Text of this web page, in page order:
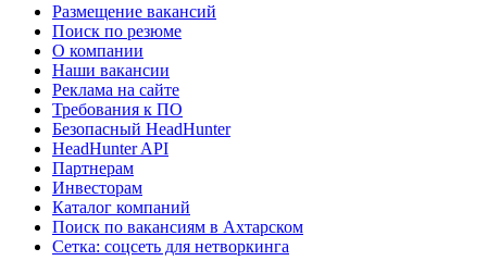
Размещение вакансий
Поиск по резюме
О компании
Наши вакансии
Реклама на сайте
Требования к ПО
Безопасный HeadHunter
HeadHunter API
Партнерам
Инвесторам
Каталог компаний
Поиск по вакансиям в Ахтарском
Сетка: соцсеть для нетворкинга